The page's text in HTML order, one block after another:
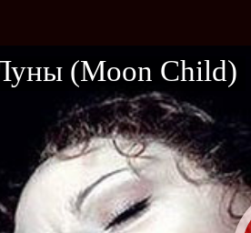
(Moon Child)